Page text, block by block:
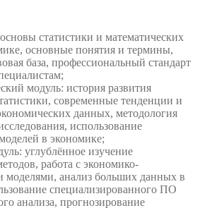
статистики и математических
основные понятия и термины,
база, профессиональный стандарт
модуль: история развития
современные тенденции и
данных, методология
использование
в экономике;
углублённое изучение
работа с экономико-
моделями, анализ больших данных в
специализированного ПО
анализа, прогнозирование